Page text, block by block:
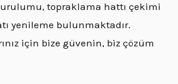
topraklama hattı çekimi
yenileme bulunmaktadır.
için bize güvenin, biz çözüm